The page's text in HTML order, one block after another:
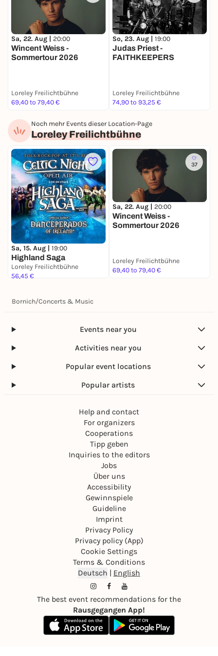
längst auf dem Weg in den deutschen Rap-Olymp.
Sa, 22. Aug | 20:00
Wincent Weiss -
Sommertour 2026
Loreley Freilichtbühne
69,40 to 79,40 €
So, 23. Aug | 19:00
Judas Priest -
FAITHKEEPERS
Loreley Freilichtbühne
74,90 to 93,25 €
Noch mehr Events dieser Location-Page
Loreley Freilichtbühne
Sa, 15. Aug | 19:00
Highland Saga
Loreley Freilichtbühne
56,45 €
37
Sa, 22. Aug | 20:00
Wincent Weiss -
Sommertour 2026
Loreley Freilichtbühne
69,40 to 79,40 €
Bornich/Concerts & Music
Events near you
Activities near you
Popular event locations
Popular artists
Help and contact
For organizers
Cooperations
Tipp geben
Inquiries to the editors
Jobs
Über uns
Accessibility
Gewinnspiele
Guideline
Imprint
Privacy Policy
Privacy policy (App)
Cookie Settings
Terms & Conditions
Deutsch | English
The best event recommendations for the
Rausgegangen App!